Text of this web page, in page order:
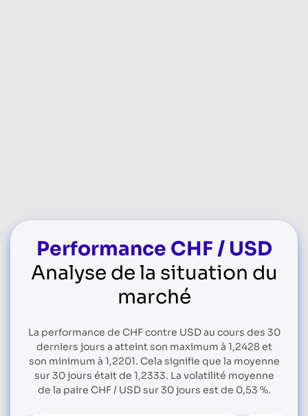
Performance CHF / USD
Analyse de la situation du
marché
La performance de CHF contre USD au cours des 30
derniers jours a atteint son maximum à 1,2428 et
son minimum à 1,2201. Cela signifie que la moyenne
sur 30 jours était de 1,2333. La volatilité moyenne
de la paire CHF / USD sur 30 jours est de 0,53 %.